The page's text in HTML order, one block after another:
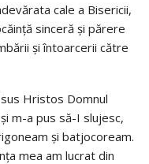
cale a Bisericii,
sinceră și părere
și întoarcerii către
Hristos Domnul
m-a pus să-I slujesc,
și batjocoream.
mea am lucrat din